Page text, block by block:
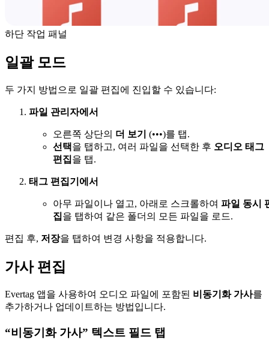
하단 작업 패널
일괄 모드
두 가지 방법으로 일괄 편집에 진입할 수 있습니다:
파일 관리자에서
오른쪽 상단의 더 보기 (•••)를 탭.
선택을 탭하고, 여러 파일을 선택한 후 오디오 태그
편집을 탭.
태그 편집기에서
아무 파일이나 열고, 아래로 스크롤하여 파일 동시
집을 탭하여 같은 폴더의 모든 파일을 로드.
편집 후, 저장을 탭하여 변경 사항을 적용합니다.
가사 편집
Evertag 앱을 사용하여 오디오 파일에 포함된 비동기화 가사를
추가하거나 업데이트하는 방법입니다.
“비동기화 가사” 텍스트 필드 탭